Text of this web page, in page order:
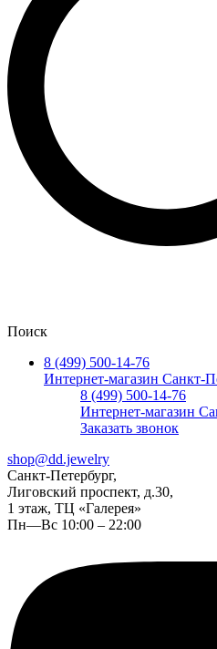
Поиск
8 (499) 500-14-76
Интернет-магазин Санкт-
8 (499) 500-14-76
Интернет-магазин
Заказать звонок
shop@dd.jewelry
Санкт-Петербург,
Лиговский проспект, д.30,
1 этаж, ТЦ «Галерея»
Пн—Вс 10:00 – 22:00